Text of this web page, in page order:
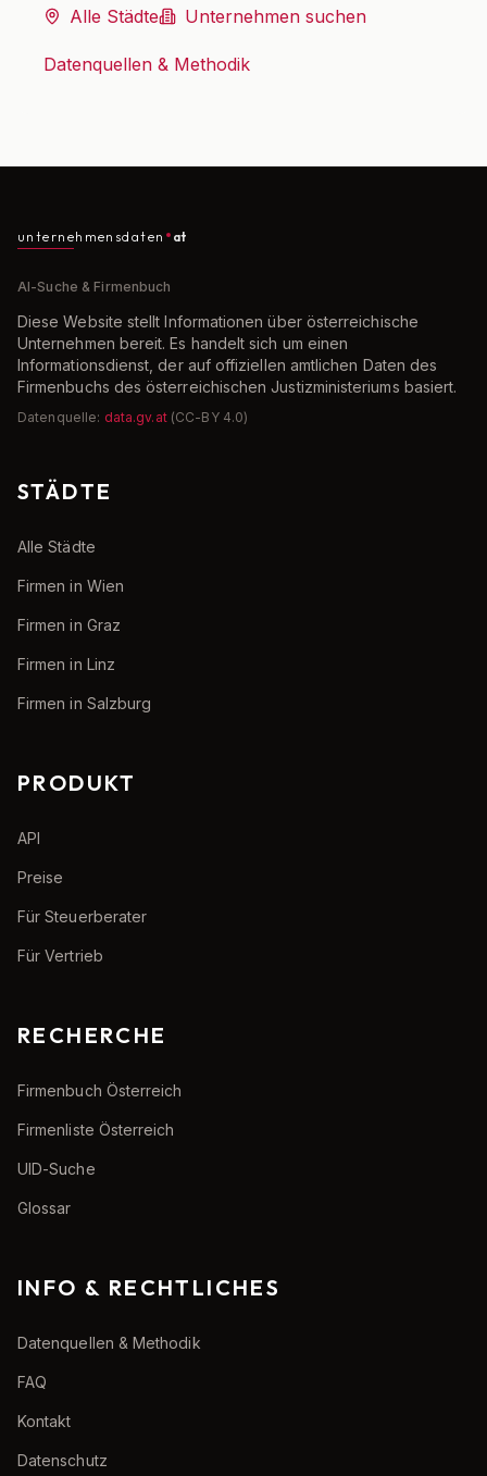
Alle Städte Unternehmen suchen
Datenquellen & Methodik
unternehmensdaten at
AI-Suche & Firmenbuch
Diese Website stellt Informationen über österreichische
Unternehmen bereit. Es handelt sich um einen
Informationsdienst, der auf offiziellen amtlichen Daten des
Firmenbuchs des österreichischen Justizministeriums basiert.
Datenquelle: data.gv.at (CC-BY 4.0)
STÄDTE
Alle Städte
Firmen in Wien
Firmen in Graz
Firmen in Linz
Firmen in Salzburg
PRODUKT
API
Preise
Für Steuerberater
Für Vertrieb
RECHERCHE
Firmenbuch Österreich
Firmenliste Österreich
UID-Suche
Glossar
INFO & RECHTLICHES
Datenquellen & Methodik
FAQ
Kontakt
Datenschutz